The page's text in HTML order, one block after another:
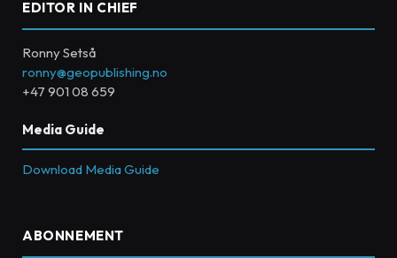
EDITOR IN CHIEF
Ronny Setså
ronny@geopublishing.no
+47 901 08 659
Media Guide
Download Media Guide
ABONNEMENT